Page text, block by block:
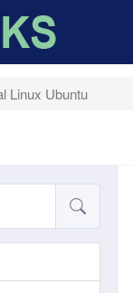
Linux Ubuntu